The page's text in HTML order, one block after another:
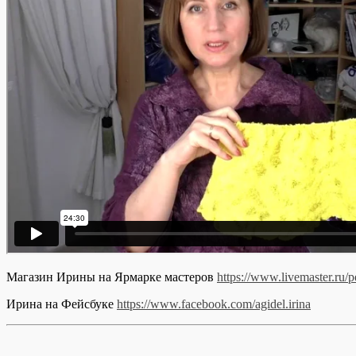
Магазин Ирины на Ярмарке мастеров https://www.livemaster.ru/
Ирина на Фейсбуке https://www.facebook.com/agidel.irina